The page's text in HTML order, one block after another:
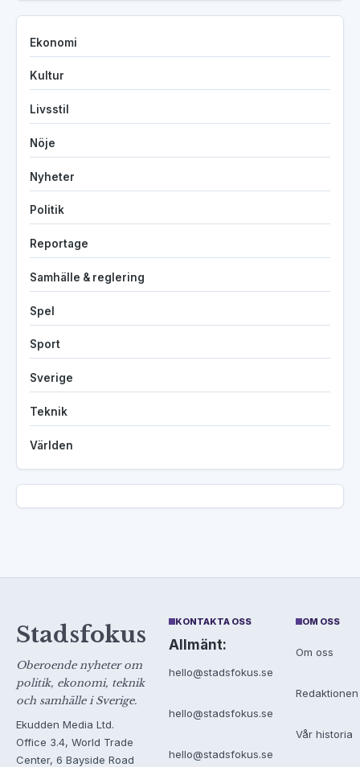
Ekonomi
Kultur
Livsstil
Nöje
Nyheter
Politik
Reportage
Samhälle & reglering
Spel
Sport
Sverige
Teknik
Världen
Stadsfokus
Oberoende nyheter om
politik, ekonomi, teknik
och samhälle i Sverige.
Ekudden Media Ltd.
Office 3.4, World Trade
Center, 6 Bayside Road
KONTAKTA OSS
Allmänt:
hello@stadsfokus.se
hello@stadsfokus.se
hello@stadsfokus.se
OM OSS
Om oss
Redaktionen
Vår historia